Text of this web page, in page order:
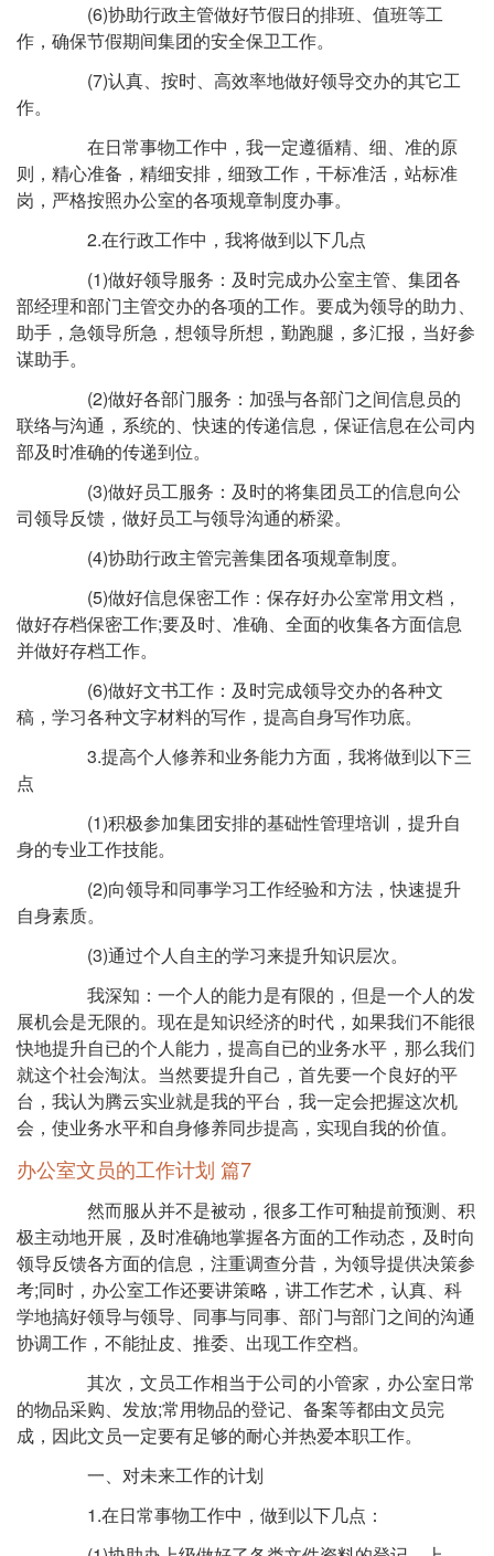
(6)协助行政主管做好节假日的排班、值班等工
作，确保节假期间集团的安全保卫工作。
(7)认真、按时、高效率地做好领导交办的其它工
作。
在日常事物工作中，我一定遵循精、细、准的原
则，精心准备，精细安排，细致工作，干标准活，站标准
岗，严格按照办公室的各项规章制度办事。
2.在行政工作中，我将做到以下几点
(1)做好领导服务：及时完成办公室主管、集团各
部经理和部门主管交办的各项的工作。要成为领导的助力、
助手，急领导所急，想领导所想，勤跑腿，多汇报，当好参
谋助手。
(2)做好各部门服务：加强与各部门之间信息员的
联络与沟通，系统的、快速的传递信息，保证信息在公司内
部及时准确的传递到位。
(3)做好员工服务：及时的将集团员工的信息向公
司领导反馈，做好员工与领导沟通的桥梁。
(4)协助行政主管完善集团各项规章制度。
(5)做好信息保密工作：保存好办公室常用文档，
做好存档保密工作;要及时、准确、全面的收集各方面信息
并做好存档工作。
(6)做好文书工作：及时完成领导交办的各种文
稿，学习各种文字材料的写作，提高自身写作功底。
3.提高个人修养和业务能力方面，我将做到以下三
点
(1)积极参加集团安排的基础性管理培训，提升自
身的专业工作技能。
(2)向领导和同事学习工作经验和方法，快速提升
自身素质。
(3)通过个人自主的学习来提升知识层次。
我深知：一个人的能力是有限的，但是一个人的发
展机会是无限的。现在是知识经济的时代，如果我们不能很
快地提升自已的个人能力，提高自已的业务水平，那么我们
就这个社会淘汰。当然要提升自己，首先要一个良好的平
台，我认为腾云实业就是我的平台，我一定会把握这次机
会，使业务水平和自身修养同步提高，实现自我的价值。
办公室文员的工作计划 篇7
然而服从并不是被动，很多工作可釉提前预测、积
极主动地开展，及时准确地掌握各方面的工作动态，及时向
领导反馈各方面的信息，注重调查分昔，为领导提供决策参
考;同时，办公室工作还要讲策略，讲工作艺术，认真、科
学地搞好领导与领导、同事与同事、部门与部门之间的沟通
协调工作，不能扯皮、推委、出现工作空档。
其次，文员工作相当于公司的小管家，办公室日常
的物品采购、发放;常用物品的登记、备案等都由文员完
成，因此文员一定要有足够的耐心并热爱本职工作。
一、对未来工作的计划
1.在日常事物工作中，做到以下几点：